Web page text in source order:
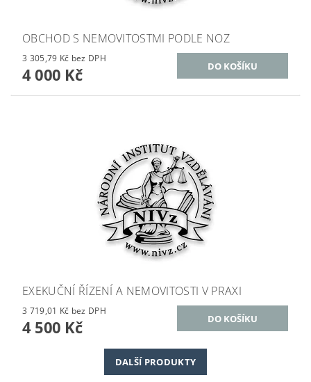
OBCHOD S NEMOVITOSTMI PODLE NOZ
3 305,79 Kč bez DPH
4 000 Kč
EXEKUČNÍ ŘÍZENÍ A NEMOVITOSTI V PRAXI
3 719,01 Kč bez DPH
4 500 Kč
DALŠÍ PRODUKTY